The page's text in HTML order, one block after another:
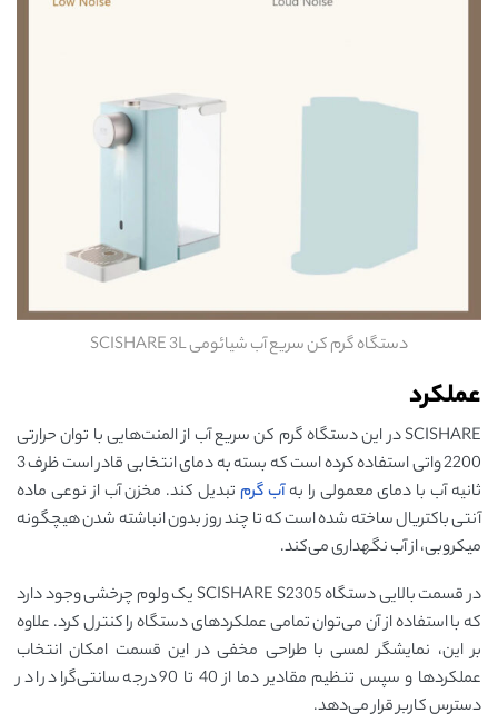
دستگاه گرم کن سریع آب شیائومی SCISHARE 3L
عملکرد
SCISHARE در این دستگاه گرم کن سریع آب از المنت‌هایی با توان حرارتی
2200 واتی استفاده کرده است که بسته به دمای انتخابی قادر است ظرف 3
ثانیه آب با دمای معمولی را بهآب گرمتبدیل کند. مخزن آب از نوعی ماده
آنتی باکتریال ساخته شده است که تا چند روز بدون انباشته شدن هیچگونه
میکروبی، از آب نگهداری می‌کند.
در قسمت بالایی دستگاه SCISHARE S2305 یک ولوم چرخشی وجود دارد
که با استفاده از آن می‌توان تمامی عملکردهای دستگاه را کنترل کرد. علاوه
بر این، نمایشگر لمسی با طراحی مخفی در این قسمت امکان انتخاب
عملکردها و سپس تنظیم مقادیر دما از 40 تا 90 درجه سانتی‌گراد را در
دسترس کاربر قرار می‌دهد.